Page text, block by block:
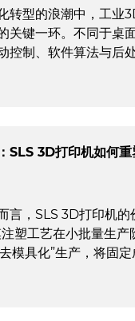
转型的浪潮中，工业
关键一环。不同于桌
控制、软件算法与后
SLS 3D打印机如何
言，SLS 3D打印机的
塑工艺在小批量生
模具化”生产，将固定